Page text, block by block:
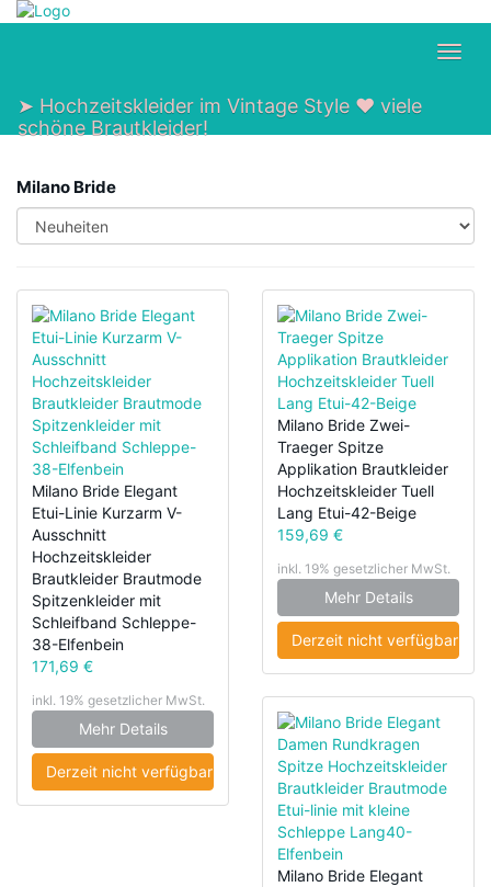
Skip
➤ Hochzeitskleider im Vintage Style ❤ viele
schöne Brautkleider!
Milano Bride
Milano Bride Elegant
Etui-Linie Kurzarm V-
Ausschnitt
Hochzeitskleider
Brautkleider Brautmode
Spitzenkleider mit
Schleifband Schleppe-
38-Elfenbein
171,69 €
inkl. 19% gesetzlicher MwSt.
Mehr Details
Derzeit nicht verfügbar
Milano Bride Zwei-
Traeger Spitze
Applikation Brautkleider
Hochzeitskleider Tuell
Lang Etui-42-Beige
159,69 €
inkl. 19% gesetzlicher MwSt.
Mehr Details
Derzeit nicht verfügbar
Milano Bride Elegant